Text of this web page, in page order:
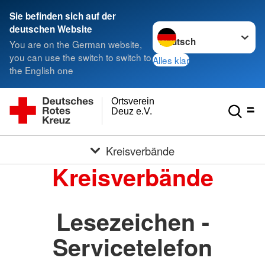
Sie befinden sich auf der
deutschen Website
You are on the German website,
you can use the switch to switch to
the English one
Sprache wechseln zu
Alles klar
Deuz e.V.
Ortsverein
Kreisverbände
Kreisverbände
Lesezeichen -
Servicetelefon